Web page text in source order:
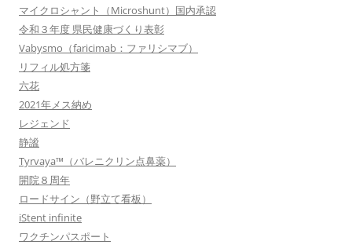
マイクロシャント（Microshunt）国内承認
令和３年度 県民健康づくり表彰
Vabysmo（faricimab：ファリシマブ）
リフィル処方箋
六花
2021年メス納め
レジェンド
静謐
Tyrvaya™（バレニクリン点鼻薬）
開院８周年
ロードサイン（野立て看板）
iStent infinite
ワクチンパスポート